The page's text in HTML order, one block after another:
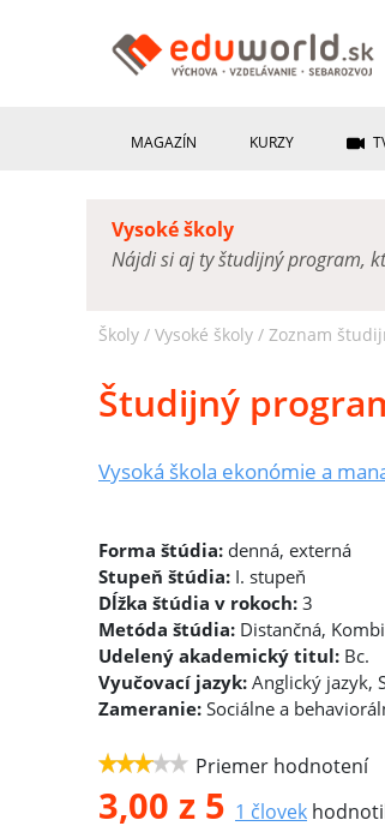
MAGAZÍN KURZY
Vysoké školy
Nájdi si aj ty študijný program,
Školy / Vysoké školy / Zoznam
Študijný
Vysoká škola ekonómie a
Forma štúdia: denná, externá
Stupeň štúdia: I. stupeň
Dĺžka štúdia v rokoch: 3
Metóda štúdia: Distančná,
Udelený akademický titul: Bc.
Vyučovací jazyk: Anglický jazyk,
Zameranie: Sociálne a
Priemer hodnotení
3,00 z 5 1 človek